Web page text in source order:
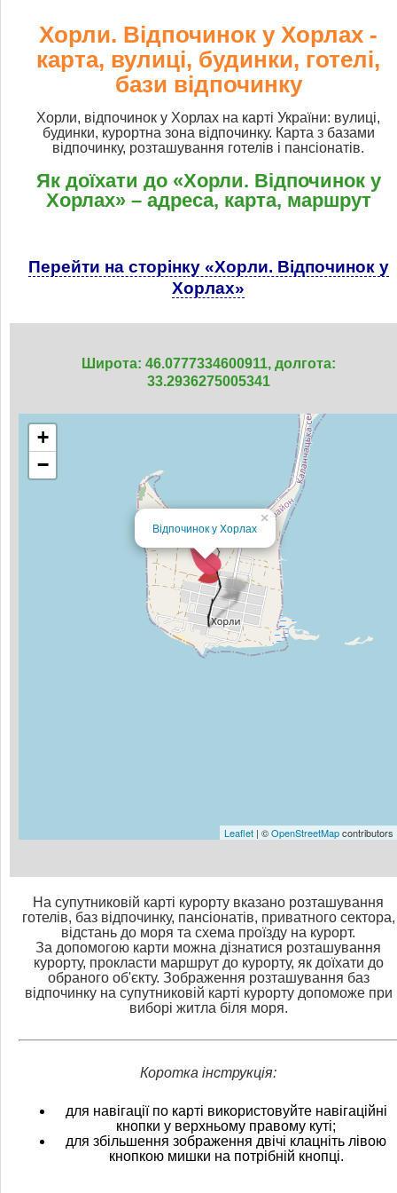
Хорли. Відпочинок у Хорлах -
карта, вулиці, будинки, готелі,
бази відпочинку
Хорли, відпочинок у Хорлах на карті України: вулиці,
будинки, курортна зона відпочинку. Карта з базами
відпочинку, розташування готелів і пансіонатів.
Як доїхати до «Хорли. Відпочинок у
Хорлах» – адреса, карта, маршрут
Перейти на сторінку «Хорли. Відпочинок у
Хорлах»
Широта: 46.0777334600911, долгота:
33.2936275005341
Відпочинок у Хорлах
×
+
−
Leaflet | ©OpenStreetMapcontributors
На супутниковій карті курорту вказано розташування
готелів, баз відпочинку, пансіонатів, приватного сектора,
відстань до моря та схема проїзду на курорт.
За допомогою карти можна дізнатися розташування
курорту, прокласти маршрут до курорту, як доїхати до
обраного об'єкту. Зображення розташування баз
відпочинку на супутниковій карті курорту допоможе при
виборі житла біля моря.
Коротка інструкція:
для навігації по карті використовуйте навігаційні
кнопки у верхньому правому куті;
для збільшення зображення двічі клацніть лівою
кнопкою мишки на потрібній кнопці.